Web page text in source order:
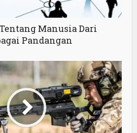
Manusia Dari
Pandangan